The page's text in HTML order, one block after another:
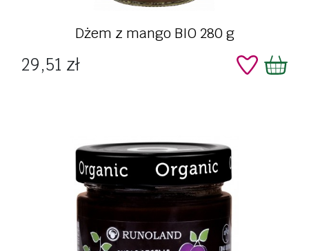
Dżem z mango BIO 280 g
Cena
29,51 zł